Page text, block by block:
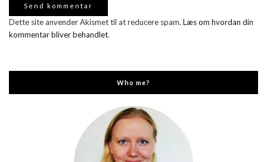
Dette site anvender Akismet til at reducere spam. Læs om hvordan din
kommentar bliver behandlet.
Who me?